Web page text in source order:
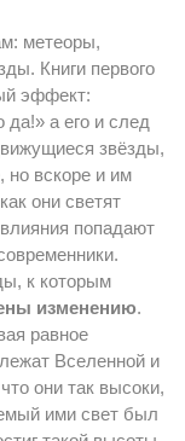
метеоры,
Книги первого
эффект:
да!» а его и след
звёзды,
но вскоре и им
они светят
попадают
к которым
изменению.
равное
Вселенной и
они так высоки,
ими свет был